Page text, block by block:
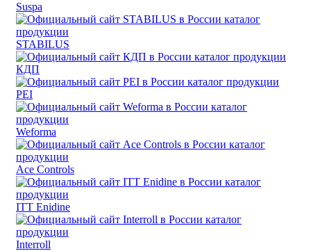
Suspa
STABILUS
КДП
PEI
Weforma
Ace Controls
ITT Enidine
Interroll